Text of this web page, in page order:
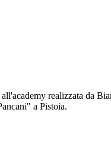
realizzata da
a Pistoia.